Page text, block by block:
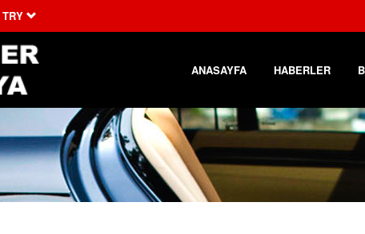
TRY
ANASAYFA HABERLER